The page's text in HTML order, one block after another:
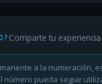
Comparte tu experiencia
a la numeración,
número pueda seguir